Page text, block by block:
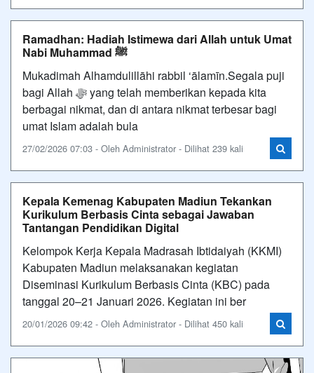
Ramadhan: Hadiah Istimewa dari Allah untuk Umat
Nabi Muhammad ﷺ
Mukadimah Alhamdulillāhi rabbil ‘ālamīn.Segala puji
bagi Allah ﷻ yang telah memberikan kepada kita
berbagai nikmat, dan di antara nikmat terbesar bagi
umat Islam adalah bula
27/02/2026 07:03 - Oleh Administrator - Dilihat 239 kali
Kepala Kemenag Kabupaten Madiun Tekankan
Kurikulum Berbasis Cinta sebagai Jawaban
Tantangan Pendidikan Digital
Kelompok Kerja Kepala Madrasah Ibtidaiyah (KKMI)
Kabupaten Madiun melaksanakan kegiatan
Diseminasi Kurikulum Berbasis Cinta (KBC) pada
tanggal 20–21 Januari 2026. Kegiatan ini ber
20/01/2026 09:42 - Oleh Administrator - Dilihat 450 kali